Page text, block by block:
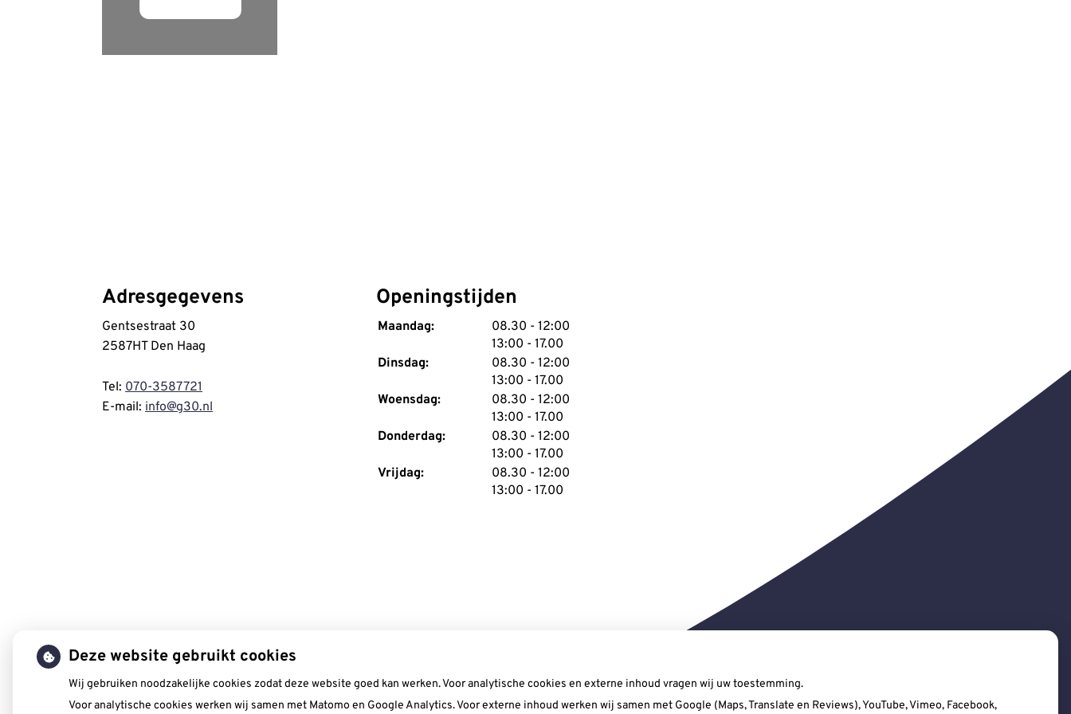
Adresgegevens
Gentsestraat 30
2587HT Den Haag
Tel: 070-3587721
E-mail: info@g30.nl
Openingstijden
Maandag: 08.30 tot
- 12:00
13:00 tot
- 17.00
Dinsdag:
08.30 tot
- 12:00
13:00 tot
- 17.00
Woensdag:
08.30 tot
- 12:00
13:00 tot
- 17.00
Donderdag:
08.30 tot
- 12:00
13:00 tot
- 17.00
Vrijdag:
08.30 tot
- 12:00
13:00 tot
- 17.00
Deze website gebruikt cookies
Wij gebruiken noodzakelijke cookies zodat deze website goed kan werken. Voor analytische cookies en externe inhoud vragen wij uw toestemming.
Voor analytische cookies werken wij samen met Matomo en Google Analytics. Voor externe inhoud werken wij samen met Google (Maps, Translate en Reviews), YouTube, Vimeo, Facebook,